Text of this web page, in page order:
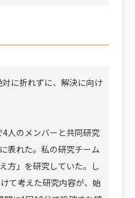
に折れずに、解決に向け
人のメンバーと共同研究
表れた。私の研究チーム
方」を研究していた。し
て考えた研究内容が、始